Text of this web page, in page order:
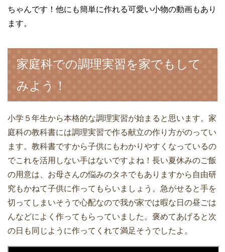
ちゃんです！他にも簡単に作れる可愛い小物の動画もあり
ます。
家庭科での調理実習を家でもして
みよう！
小学５年生から本格的な調理実習が始まると思います。家
庭科の教科書には調理実習で作る献立の作り方がのってい
ます。教科書ですから子供にもわかりやすくなっているの
でこれを活用しない手はないですよね！長い夏休みのご飯
の用意は、お母さんの悩みのタネでもありますから自由研
究もかねて子供に作ってもらいましょう。急がせると手を
切ってしまいそうで心配なので我が家では暇な日の昼ごは
んなどによく作ってもらっていました。褒めてあげると次
の日も同じように作ってくれて満足そうでしたよ。